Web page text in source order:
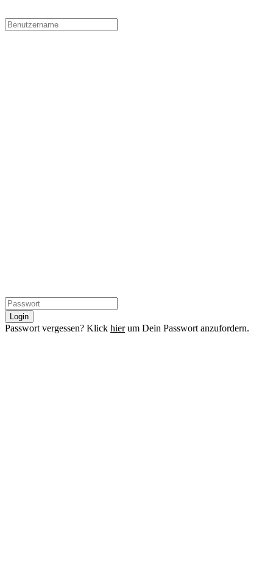
Login
Passwort vergessen? Klick hierum Dein Passwort anzufordern.